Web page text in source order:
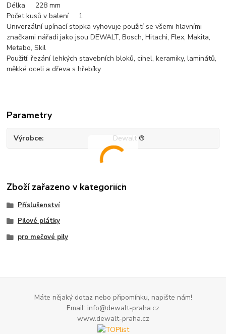
Délka 228 mm
Počet kusů v balení 1
Univerzální upínací stopka vyhovuje použití se všemi hlavními
značkami nářadí jako jsou DEWALT, Bosch, Hitachi, Flex, Makita,
Metabo, Skil
Použití: řezání lehkých stavebních bloků, cihel, keramiky, laminátů,
měkké oceli a dřeva s hřebíky
Parametry
Výrobce Dewalt ®
Zboží zařazeno v kategoriích
Příslušenství
Pilové plátky
pro mečové pily
Máte nějaký dotaz nebo připomínku, napište nám!
Email: info@dewalt-praha.cz
www.dewalt-praha.cz